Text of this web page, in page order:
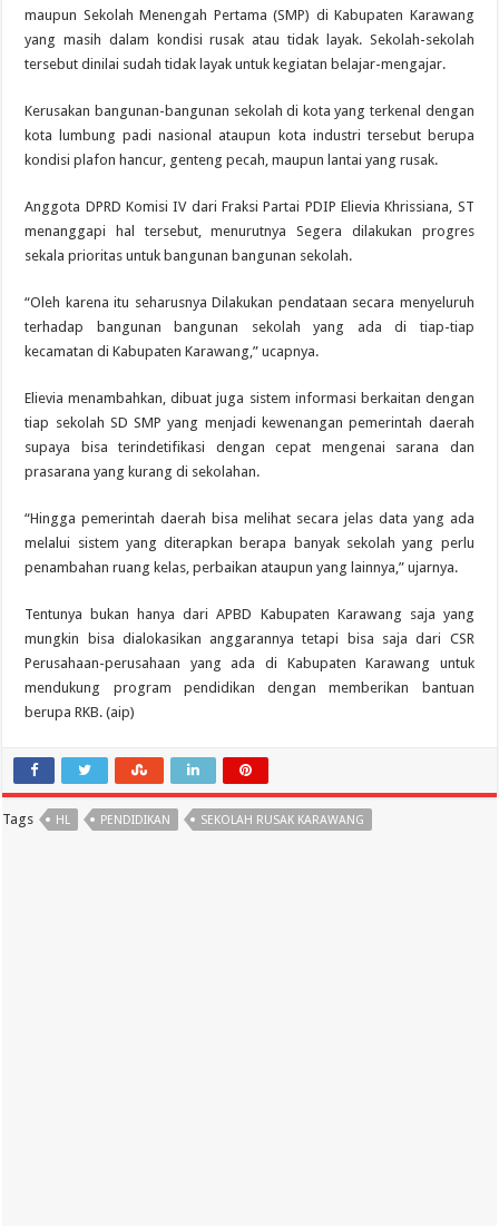
maupun Sekolah Menengah Pertama (SMP) di Kabupaten Karawang
yang masih dalam kondisi rusak atau tidak layak. Sekolah-sekolah
tersebut dinilai sudah tidak layak untuk kegiatan belajar-mengajar.
Kerusakan bangunan-bangunan sekolah di kota yang terkenal dengan
kota lumbung padi nasional ataupun kota industri tersebut berupa
kondisi plafon hancur, genteng pecah, maupun lantai yang rusak.
Anggota DPRD Komisi IV dari Fraksi Partai PDIP Elievia Khrissiana, ST
menanggapi hal tersebut, menurutnya Segera dilakukan progres
sekala prioritas untuk bangunan bangunan sekolah.
“Oleh karena itu seharusnya Dilakukan pendataan secara menyeluruh
terhadap bangunan bangunan sekolah yang ada di tiap-tiap
kecamatan di Kabupaten Karawang,” ucapnya.
Elievia menambahkan, dibuat juga sistem informasi berkaitan dengan
tiap sekolah SD SMP yang menjadi kewenangan pemerintah daerah
supaya bisa terindetifikasi dengan cepat mengenai sarana dan
prasarana yang kurang di sekolahan.
“Hingga pemerintah daerah bisa melihat secara jelas data yang ada
melalui sistem yang diterapkan berapa banyak sekolah yang perlu
penambahan ruang kelas, perbaikan ataupun yang lainnya,” ujarnya.
Tentunya bukan hanya dari APBD Kabupaten Karawang saja yang
mungkin bisa dialokasikan anggarannya tetapi bisa saja dari CSR
Perusahaan-perusahaan yang ada di Kabupaten Karawang untuk
mendukung program pendidikan dengan memberikan bantuan
berupa RKB. (aip)
Tags HL PENDIDIKAN SEKOLAH RUSAK KARAWANG